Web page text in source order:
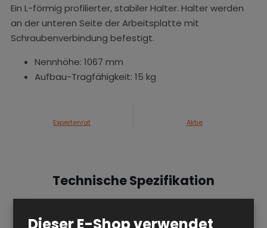
Ein L-förmig profilierter, stabiler Halter. Halter werden
an der unteren Seite der Arbeitsplatte mit
Schraubenverbindung befestigt.
Nennhöhe: 1067 mm
Aufbau-Tragfähigkeit: 15 kg
Expertenrat Aktie
Technische Spezifikation
Individual-Program für
Zubehör